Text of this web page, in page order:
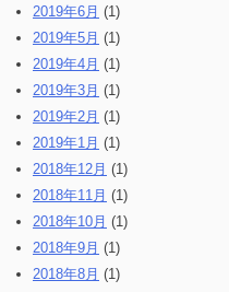
2019年6月 (1)
2019年5月 (1)
2019年4月 (1)
2019年3月 (1)
2019年2月 (1)
2019年1月 (1)
2018年12月 (1)
2018年11月 (1)
2018年10月 (1)
2018年9月 (1)
2018年8月 (1)